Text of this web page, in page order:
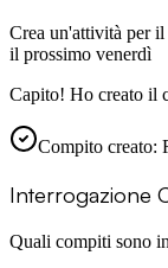
Crea un'attività per il
il prossimo venerdì
Capito! Ho creato il
Compito creato:
Interrogazione
Quali compiti sono